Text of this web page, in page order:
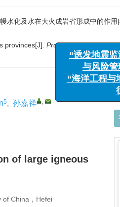
化及水在大火成岩省形成中的作
provinces[J]. Progress in
5, 孙嘉祥 ,
of large igneous
of China，Hefei
“诱发地震监测识别
与风险管理”专
“海洋工程与地震科